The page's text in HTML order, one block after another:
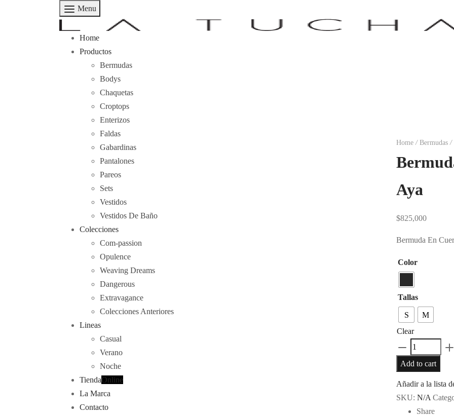
Menu
Home
Productos
Bermudas
Bodys
Chaquetas
Croptops
Enterizos
Faldas
Gabardinas
Pantalones
Pareos
Sets
Vestidos
Vestidos De Baño
Colecciones
Com-passion
Opulence
Weaving Dreams
Dangerous
Extravagance
Colecciones Anteriores
Lineas
Casual
Verano
Noche
TiendaOnline
La Marca
Contacto
Home / Bermudas /
Aya
$825,000
Bermuda En
Color
Tallas
S
M
Clear
Bermuda
En
Cuero
Repujado
Aya
quantity
Add to cart
Añadir a la lista
SKU: N/A
Share